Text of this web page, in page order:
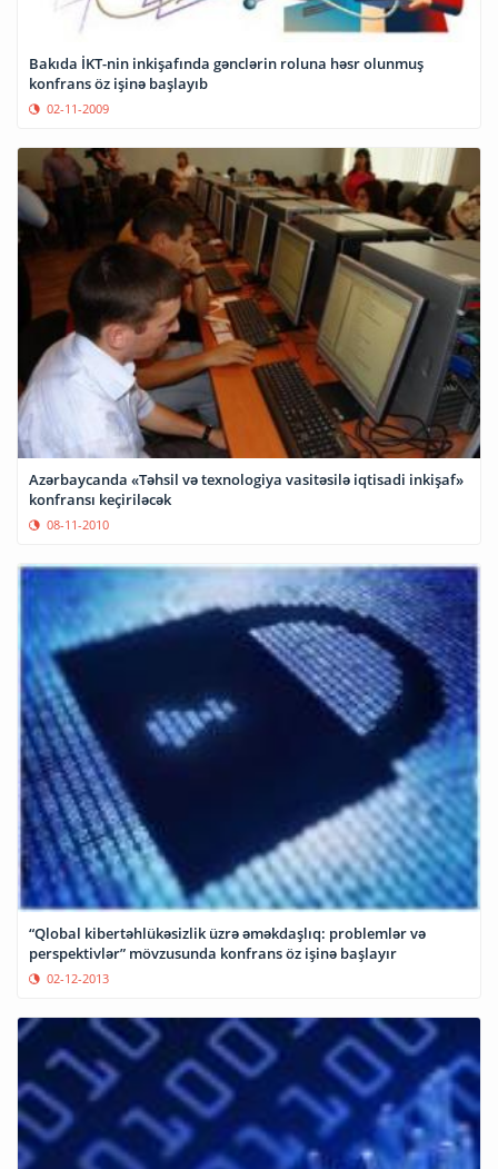
Bakıda İKT-nin inkişafında gənclərin roluna həsr olunmuş
konfrans öz işinə başlayıb
02-11-2009
Azərbaycanda «Təhsil və texnologiya vasitəsilə iqtisadi inkişaf»
konfransı keçiriləcək
08-11-2010
“Qlobal kibertəhlükəsizlik üzrə əməkdaşlıq: problemlər və
perspektivlər” mövzusunda konfrans öz işinə başlayır
02-12-2013